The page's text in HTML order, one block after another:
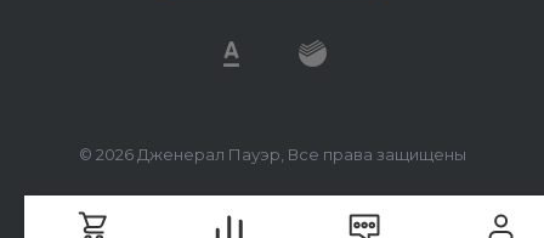
© 2026 Дженерал Пауэр, Все права защищены